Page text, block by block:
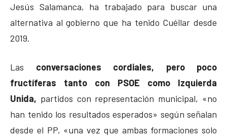
Jesús Salamanca, ha trabajado para buscar una
alternativa al gobierno que ha tenido Cuéllar desde
2019.
Las conversaciones cordiales, pero poco
fructíferas tanto con PSOE como Izquierda
Unida, partidos con representación municipal, «no
han tenido los resultados esperados» según señalan
desde el PP, «una vez que ambas formaciones solo